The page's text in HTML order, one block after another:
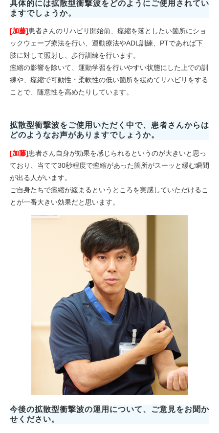
具体的には拡散型衝撃波をどのようにご使用されてい
ますでしょうか。
[加藤]患者さんのリハビリ開始前、痙縮を落としたい箇所にショ
ックウェーブ療法を行い、運動療法やADL訓練、PTであれば下
肢に対して照射し、歩行訓練を行います。
痙縮の影響を除いて、運動学習を行いやすい状態にした上での訓
練や、痙縮で可動性・柔軟性の低い箇所を緩めてリハビリをする
ことで、随意性を高めたりしています。
拡散型衝撃波をご使用いただく中で、患者さんからは
どのようなお声がありますでしょうか。
[加藤]患者さん自身が効果を感じられるというのが大きいと思っ
ており、当てて30秒程度で痙縮があった箇所がスーッと緩む瞬間
が出る人がいます。
ご自身たちで痙縮が緩まるというところを実感していただけるこ
とが一番大きい効果だと思います。
今後の拡散型衝撃波の運用について、ご意見をお聞か
せください。